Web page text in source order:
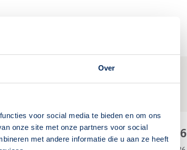
Over
voor social media te bieden en om ons
onze site met onze partners voor social
met andere informatie die u aan ze heeft
15 september 2026